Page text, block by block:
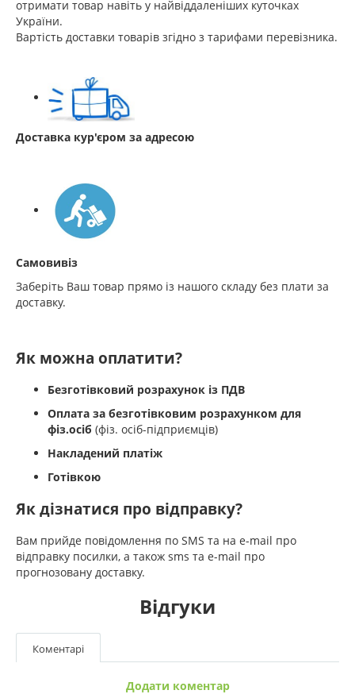
отримати товар навіть у найвіддаленіших куточках
України.
Вартість доставки товарів згідно з тарифами перевізника.
Доставка кур'єром за адресою
Самовивіз
Заберіть Ваш товар прямо із нашого складу без плати за
доставку.
Як можна оплатити?
Безготівковий розрахунок із ПДВ
Оплата за безготівковим розрахунком для
фіз.осіб (фіз. осіб-підприємців)
Накладений платіж
Готівкою
Як дізнатися про відправку?
Вам прийде повідомлення по SMS та на e-mail про
відправку посилки, а також sms та e-mail про
прогнозовану доставку.
Відгуки
Коментарі
Додати коментар